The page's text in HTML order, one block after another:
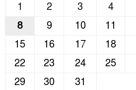
1
2 3 4
8
9 10 11
15
16 17 18
22
23 24 25
29
30
31